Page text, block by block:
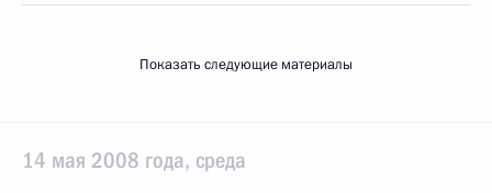
Показать следующие материалы
14 мая 2008 года, среда